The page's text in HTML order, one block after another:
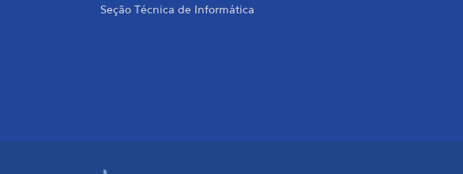
Seção Técnica de Informática